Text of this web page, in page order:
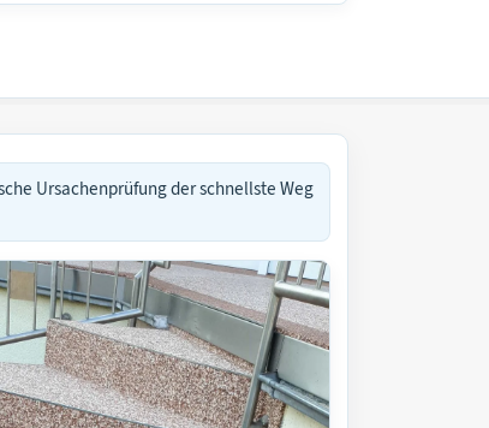
Ursachenprüfung der schnellste Weg